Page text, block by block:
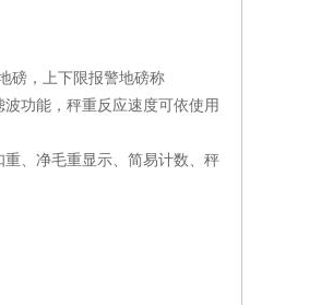
磅，上下限报警地磅称
功能，秤重反应速度可依使用
、净毛重显示、简易计数、秤